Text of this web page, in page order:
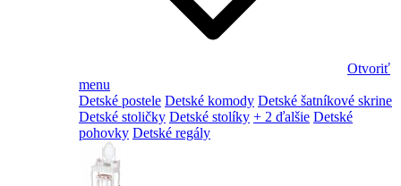
Otvoriť
menu
Detské postele Detské komody Detské šatníkové skrine
Detské stoličky Detské stolíky + 2 ďalšie Detské
pohovky Detské regály